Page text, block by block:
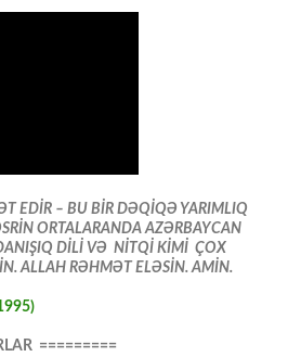
EDİR – BU BİR DƏQİQƏ YARIMLIQ
ORTALARANDA AZƏRBAYCAN
DİLİ VƏ NİTQİ KİMİ ÇOX
ALLAH RƏHMƏT ELƏSİN. AMİN.
=========